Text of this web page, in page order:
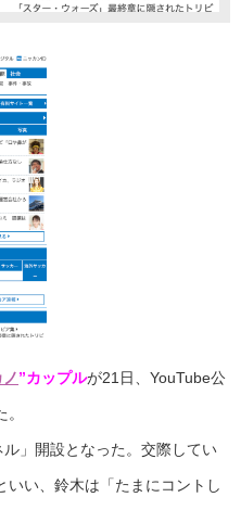
”カップルが21日、YouTube公
」開設となった。交際してい
い、鈴木は「たまにコントし